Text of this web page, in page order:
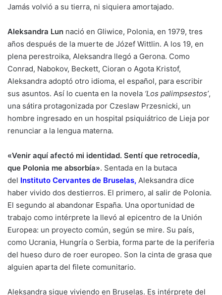
Jamás volvió a su tierra, ni siquiera amortajado.
Aleksandra Lun nació en Gliwice, Polonia, en 1979, tres
años después de la muerte de Józef Wittlin. A los 19, en
plena perestroika, Aleksandra llegó a Gerona. Como
Conrad, Nabokov, Beckett, Cioran o Agota Kristof,
Aleksandra adoptó otro idioma, el español, para escribir
sus asuntos. Así lo cuenta en la novela ‘Los palimpsestos’,
una sátira protagonizada por Czeslaw Przesnicki, un
hombre ingresado en un hospital psiquiátrico de Lieja por
renunciar a la lengua materna.
«Venir aquí afectó mi identidad. Sentí que retrocedía,
que Polonia me absorbía». Sentada en la butaca
del Instituto Cervantes de Bruselas, Aleksandra dice
haber vivido dos destierros. El primero, al salir de Polonia.
El segundo al abandonar España. Una oportunidad de
trabajo como intérprete la llevó al epicentro de la Unión
Europea: un proyecto común, según se mire. Su país,
como Ucrania, Hungría o Serbia, forma parte de la periferia
del hueso duro de roer europeo. Son la cinta de grasa que
alguien aparta del filete comunitario.
Aleksandra sigue viviendo en Bruselas. Es intérprete del